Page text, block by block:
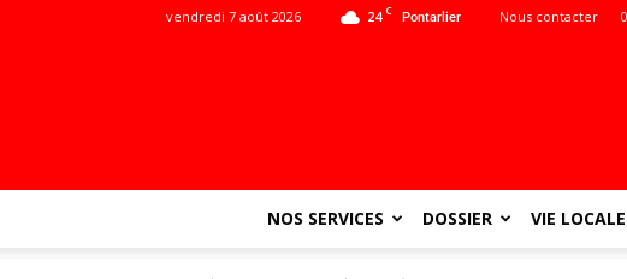
24 C Pontarlier
vendredi 7 août 2026 Nous contacter
NOS SERVICES DOSSIER VIE LOCALE